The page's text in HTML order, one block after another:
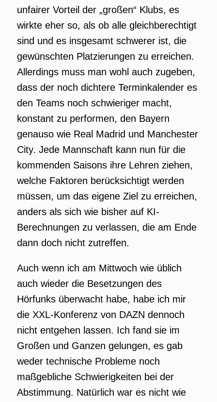
unfairer Vorteil der „großen“ Klubs, es
wirkte eher so, als ob alle gleichberechtigt
sind und es insgesamt schwerer ist, die
gewünschten Platzierungen zu erreichen.
Allerdings muss man wohl auch zugeben,
dass der noch dichtere Terminkalender es
den Teams noch schwieriger macht,
konstant zu performen, den Bayern
genauso wie Real Madrid und Manchester
City. Jede Mannschaft kann nun für die
kommenden Saisons ihre Lehren ziehen,
welche Faktoren berücksichtigt werden
müssen, um das eigene Ziel zu erreichen,
anders als sich wie bisher auf KI-
Berechnungen zu verlassen, die am Ende
dann doch nicht zutreffen.
Auch wenn ich am Mittwoch wie üblich
auch wieder die Besetzungen des
Hörfunks überwacht habe, habe ich mir
die XXL-Konferenz von DAZN dennoch
nicht entgehen lassen. Ich fand sie im
Großen und Ganzen gelungen, es gab
weder technische Probleme noch
maßgebliche Schwierigkeiten bei der
Abstimmung. Natürlich war es nicht wie